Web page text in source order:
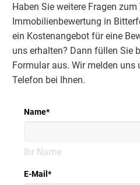
Haben Sie weitere Fragen zum
Immobilienbewertung in
ein Kostenangebot für eine
uns erhalten? Dann füllen Sie
Formular aus. Wir melden uns
Telefon bei Ihnen.
Name*
Ihr Name
E-Mail *